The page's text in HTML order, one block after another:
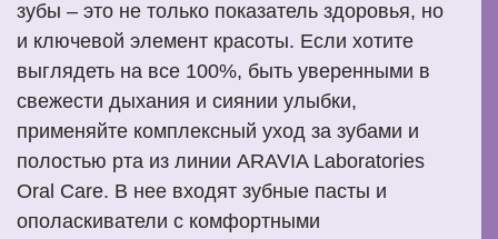
зубы – это не только показатель здоровья, но
и ключевой элемент красоты. Если хотите
выглядеть на все 100%, быть уверенными в
свежести дыхания и сиянии улыбки,
применяйте комплексный уход за зубами и
полостью рта из линии ARAVIA Laboratories
Oral Care. В нее входят зубные пасты и
ополаскиватели с комфортными